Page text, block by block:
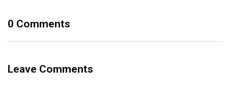
0 Comments
Leave Comments